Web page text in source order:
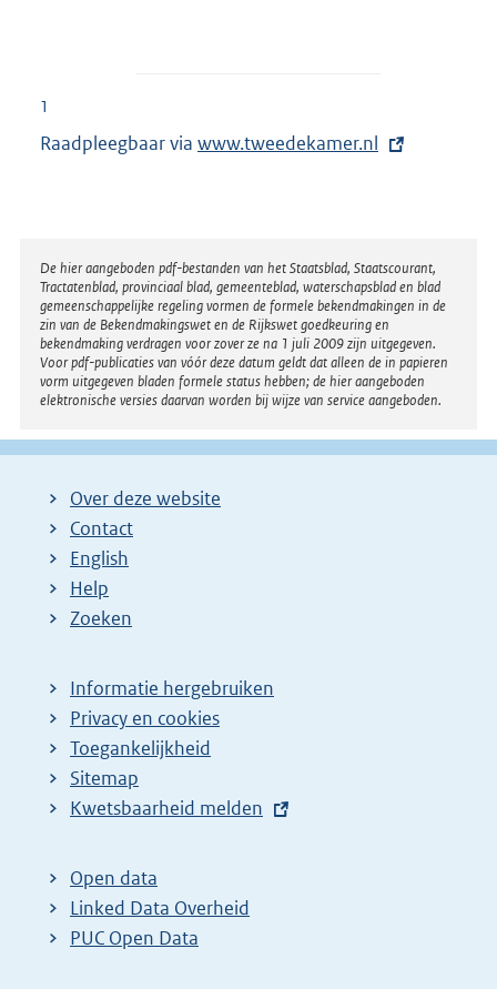
1
Raadpleegbaar via E
r
n
e
l
i
n
k
www.tweedekamer.nl
Disclaimer
De hier aangeboden pdf-bestanden van het Staatsblad, Staatscourant,
Tractatenblad, provinciaal blad, gemeenteblad, waterschapsblad en blad
gemeenschappelijke regeling vormen de formele bekendmakingen in de
zin van de Bekendmakingswet en de Rijkswet goedkeuring en
bekendmaking verdragen voor zover ze na 1 juli 2009 zijn uitgegeven.
Voor pdf-publicaties van vóór deze datum geldt dat alleen de in papieren
vorm uitgegeven bladen formele status hebben; de hier aangeboden
elektronische versies daarvan worden bij wijze van service aangeboden.
Over deze website
Contact
English
Help
Zoeken
Informatie hergebruiken
Privacy en cookies
Toegankelijkheid
Sitemap
E
t
e
r
Kwetsbaarheid melden
Open data
Linked Data Overheid
PUC Open Data